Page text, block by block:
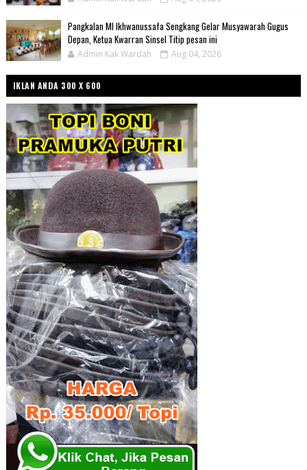
Pangkalan MI Ikhwanussafa Sengkang Gelar Musyawarah Gugus
Depan, Ketua Kwarran Sinsel Titip pesan ini
Admin Kak Wardah Aug 04, 2026
IKLAN ANDA 300 X 600